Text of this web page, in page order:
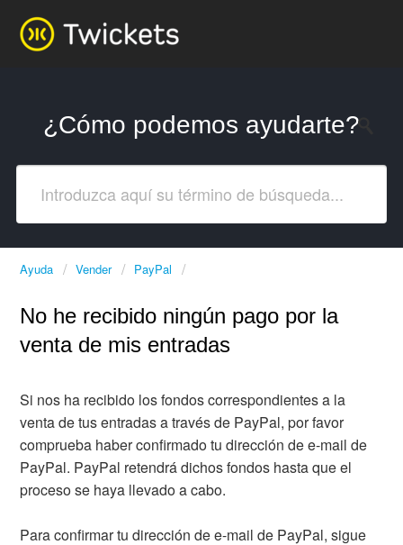
¿Cómo podemos ayudarte?
Ayuda Vender PayPal
No he recibido ningún pago por la
venta de mis entradas
Si nos ha recibido los fondos correspondientes a la
venta de tus entradas a través de PayPal, por favor
comprueba haber confirmado tu dirección de e-mail de
PayPal. PayPal retendrá dichos fondos hasta que el
proceso se haya llevado a cabo.
Para confirmar tu dirección de e-mail de PayPal, sigue